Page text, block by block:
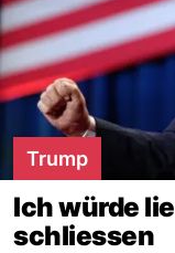
Trump
Ich würde
schliessen